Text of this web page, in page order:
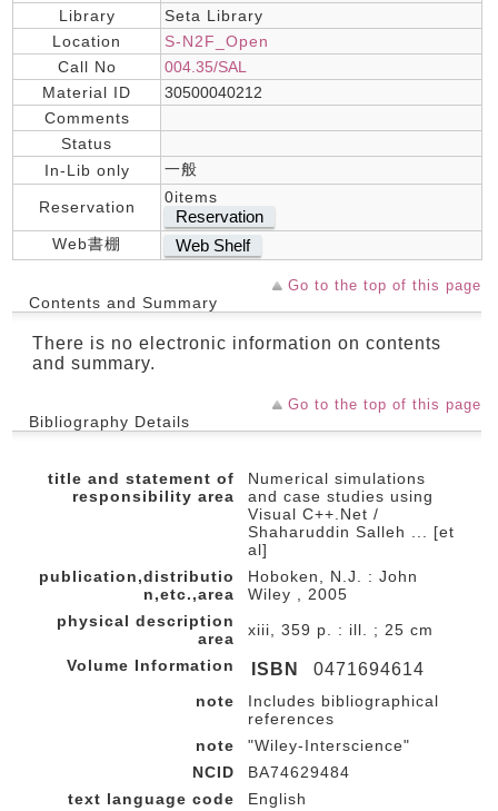
Library
Seta Library
Location
S-N2F_Open
Call No
004.35/SAL
Material ID
30500040212
Comments
Status
In-Lib only
一般
Reservation
0items
Reservation
Web書棚 Web Shelf
Go to the top of this page
Contents and Summary
There is no electronic information on contents
and summary.
Go to the top of this page
Bibliography Details
title and statement of
responsibility area
Numerical simulations
and case studies using
Visual C++.Net /
Shaharuddin Salleh ... [et
al]
publication,distributio
n,etc.,area
Hoboken, N.J. : John
Wiley , 2005
physical description
area
xiii, 359 p. : ill. ; 25 cm
Volume Information
ISBN 0471694614
note
Includes bibliographical
references
note
"Wiley-Interscience"
NCID
BA74629484
text language code
English